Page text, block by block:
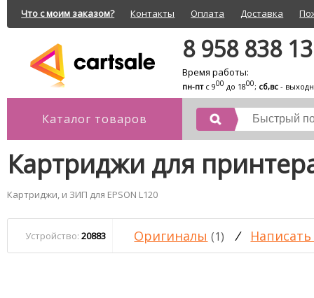
Что с моим заказом? Контакты Оплата Доставка
8 958 838
Время работы:
пн-птс 900 до 1800; сб,вс -
Каталог товаров
Картриджи для
Картриджи, и ЗИП для EPSON L120
Устройство: 20883 Оригиналы (1) /